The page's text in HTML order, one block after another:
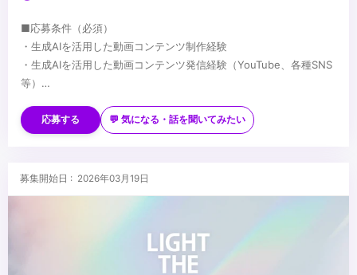
■応募条件（必須）
・生成AIを活用した動画コンテンツ制作経験
・生成AIを活用した動画コンテンツ発信経験（YouTube、各種SNS
等）
主体的に動ける行動力とコミュニケーション能力
・論理性と客観性を持ちながら、動画の提案/実施する力
・SNSマーケティング等のプロモーション経験
・動画コンテンツの制作ディレクションの経験
ティブ改善経験
・Premiere、AfterEfectsの実務経験5年以上
■求める人物像
・AI活用や生産性向上に対して意欲的に取り組める方
・サービス、アプリ、広告、AIなどの最新技術や知識を積極的にイ
応募する 💬 気になる・話を聞いてみたい
募集開始日 : 2026年03月19日